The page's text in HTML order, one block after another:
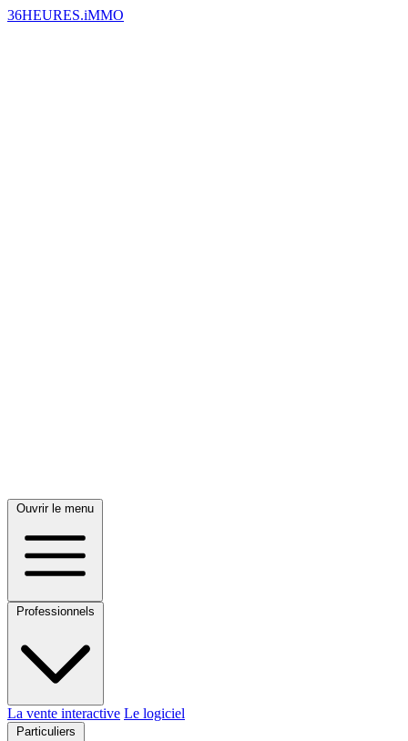
36HEURES.iMMO
Ouvrir le menu
Professionnels
La vente interactive Le logiciel
Particuliers